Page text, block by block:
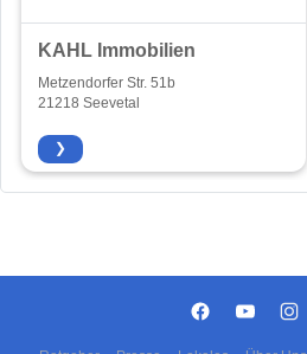
KAHL Immobilien
Metzendorfer Str. 51b
21218 Seevetal
❯